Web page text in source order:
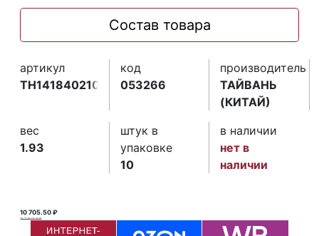
Состав товара
артикул
TH141840210
код
053266
производитель
ТАЙВАНЬ
(КИТАЙ)
вес
1.93
штук в
упаковке
10
в наличии
нет в
наличии
10 705.50 ₽
10 706.00 ₽ ₽